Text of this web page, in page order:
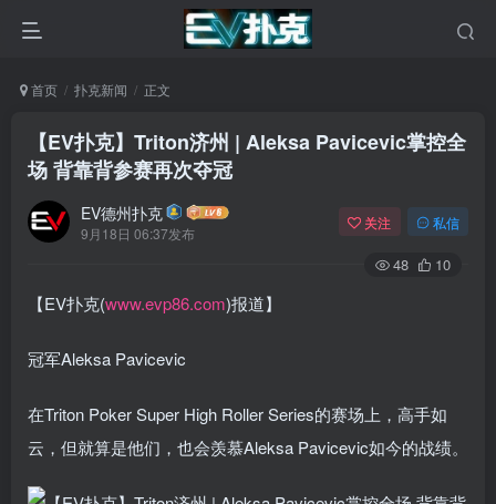
首页 扑克新闻 正文
【EV扑克】Triton济州 | Aleksa Pavicevic掌控全
场 背靠背参赛再次夺冠
EV德州扑克
9月18日 06:37发布
关注 私信
48 10
【EV扑克(www.evp86.com)报道】
冠军Aleksa Pavicevic
在Triton Poker Super High Roller Series的赛场上，高手如
云，但就算是他们，也会羡慕Aleksa Pavicevic如今的战绩。